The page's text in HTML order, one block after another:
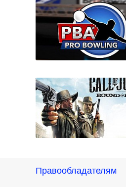
Project Clockwork
Правообладателям